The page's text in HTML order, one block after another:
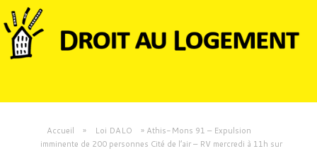
Accueil » Loi DALO » Athis-Mons 91 – Expulsion
imminente de 200 personnes Cité de l’air – RV mercredi à 11h sur